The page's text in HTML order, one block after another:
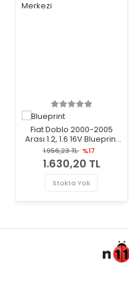
Fiat Doblo 2000-2005
Arası 1.2, 1.6 16V Blueprint
Marka Debriyaj Alt
Merkezi
1.956,23 TL %17
1.630,20 TL
Stokta Yok